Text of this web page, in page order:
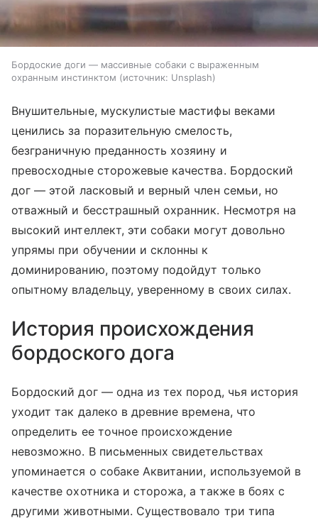
Бордоские доги — массивные собаки с выраженным
охранным инстинктом
источник: Unsplash
Внушительные, мускулистые мастифы веками
ценились за поразительную смелость,
безграничную преданность хозяину и
превосходные сторожевые качества. Бордоский
дог — этой ласковый и верный член семьи, но
отважный и бесстрашный охранник. Несмотря на
высокий интеллект, эти собаки могут довольно
упрямы при обучении и склонны к
доминированию, поэтому подойдут только
опытному владельцу, уверенному в своих силах.
История происхождения
бордоского дога
Бордоский дог — одна из тех пород, чья история
уходит так далеко в древние времена, что
определить ее точное происхождение
невозможно. В письменных свидетельствах
упоминается о собаке Аквитании, используемой в
качестве охотника и сторожа, а также в боях с
другими животными. Существовало три типа